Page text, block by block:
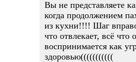
Вы не представляете
когда продолжением
из кухни!!!! Шаг
что отвлекает, всё что
воспринимается как
здоровью(((((((((((